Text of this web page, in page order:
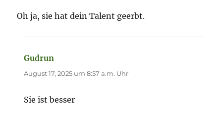
Oh ja, sie hat dein Talent geerbt.
Gudrun
August 17, 2025 um 8:57 a.m. Uhr
Sie ist besser